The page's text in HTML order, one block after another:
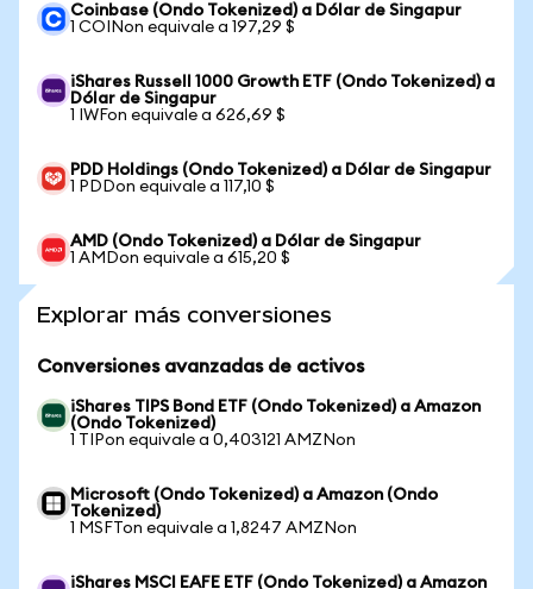
Coinbase (Ondo Tokenized) a Dólar de Singapur
1 COINon equivale a 197,29 $
iShares Russell 1000 Growth ETF (Ondo Tokenized) a
Dólar de Singapur
1 IWFon equivale a 626,69 $
PDD Holdings (Ondo Tokenized) a Dólar de Singapur
1 PDDon equivale a 117,10 $
AMD (Ondo Tokenized) a Dólar de Singapur
1 AMDon equivale a 615,20 $
Explorar más conversiones
Conversiones avanzadas de activos
iShares TIPS Bond ETF (Ondo Tokenized) a Amazon
(Ondo Tokenized)
1 TIPon equivale a 0,403121 AMZNon
Microsoft (Ondo Tokenized) a Amazon (Ondo
Tokenized)
1 MSFTon equivale a 1,8247 AMZNon
iShares MSCI EAFE ETF (Ondo Tokenized) a Amazon